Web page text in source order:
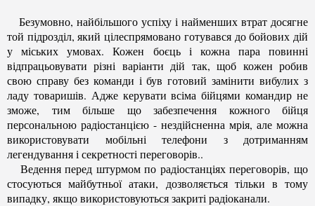
Безумовно, найбільшого успіху і найменших втрат досягне
той підрозділ, який цілеспрямовано готувався до бойових дій
у міських умовах. Кожен боєць і кожна пара повинні
відпрацьовувати різні варіанти дій так, щоб кожен робив
свою справу без команди і був готовий замінити вибулих з
ладу товаришів. Адже керувати всіма бійцями командир не
зможе, тим більше що забезпечення кожного бійця
персональною радіостанцією - нездійсненна мрія, але можна
використовувати мобільні телефони з дотриманням
легендування і секретності переговорів..
Ведення перед штурмом по радіостанціях переговорів, що
стосуються майбутньої атаки, дозволяється тільки в тому
випадку, якщо використовуються закриті радіоканали.